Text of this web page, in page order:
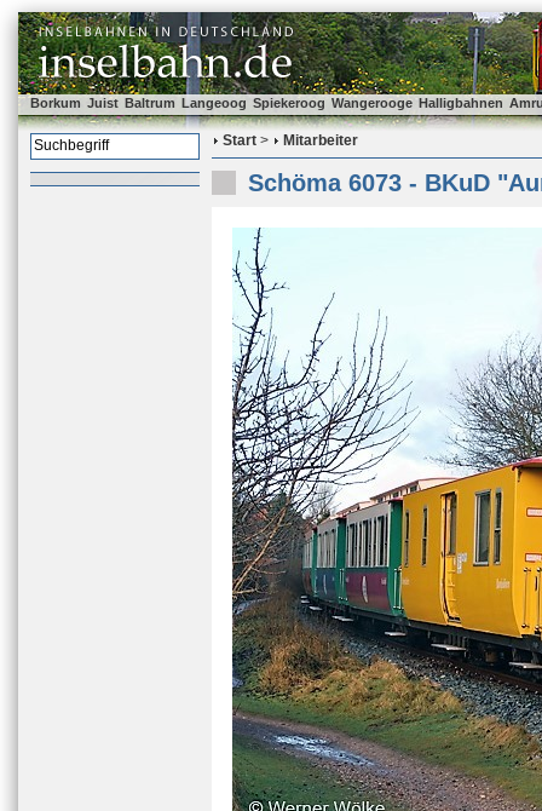
Borkum Juist Baltrum Langeoog Spiekeroog Wangerooge Halligbahnen
Start > Mitarbeiter
Schöma 6073 - BKuD